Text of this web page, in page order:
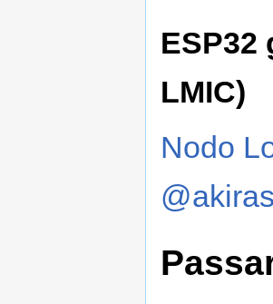
ESP32
LMIC)
Nodo